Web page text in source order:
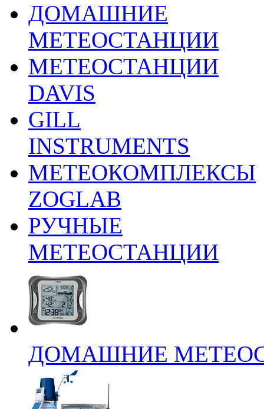
ДОМАШНИЕ
МЕТЕОСТАНЦИИ
МЕТЕОСТАНЦИИ
DAVIS
GILL
INSTRUMENTS
МЕТЕОКОМПЛЕКСЫ
ZOGLAB
РУЧНЫЕ
МЕТЕОСТАНЦИИ
ДОМАШНИЕ